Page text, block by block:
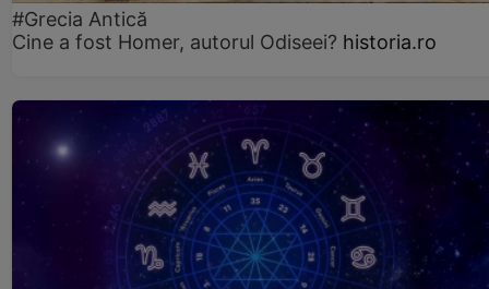
#Grecia Antică
Cine a fost Homer, autorul Odiseei? historia.ro